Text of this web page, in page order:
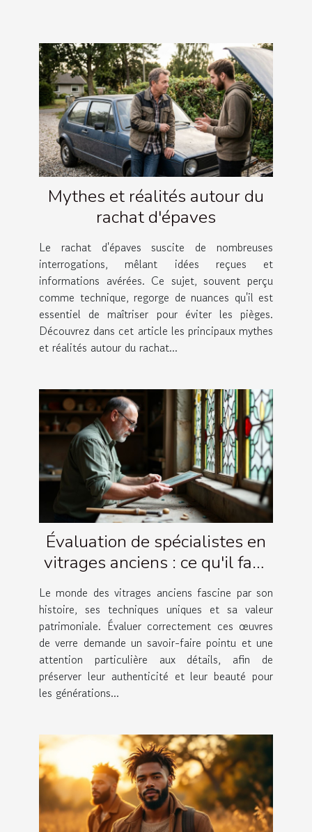
Mythes et réalités autour du
rachat d'épaves
Le rachat d'épaves suscite de nombreuses
interrogations, mêlant idées reçues et
informations avérées. Ce sujet, souvent perçu
comme technique, regorge de nuances qu'il est
essentiel de maîtriser pour éviter les pièges.
Découvrez dans cet article les principaux mythes
et réalités autour du rachat...
Évaluation de spécialistes en
vitrages anciens : ce qu'il faut
savoir
Le monde des vitrages anciens fascine par son
histoire, ses techniques uniques et sa valeur
patrimoniale. Évaluer correctement ces œuvres
de verre demande un savoir-faire pointu et une
attention particulière aux détails, afin de
préserver leur authenticité et leur beauté pour
les générations...